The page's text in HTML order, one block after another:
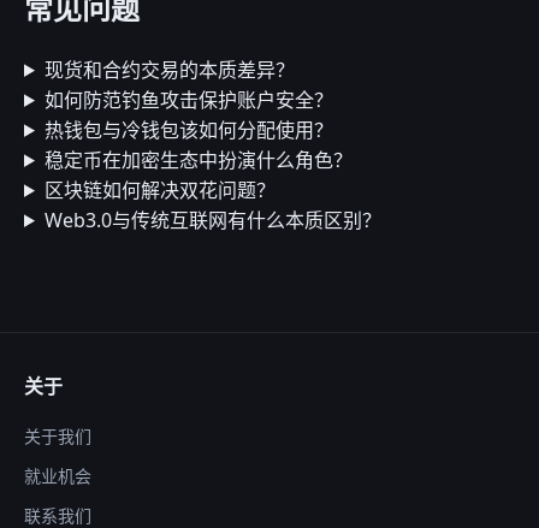
现货和合约交易的本质差异？
如何防范钓鱼攻击保护账户安全？
热钱包与冷钱包该如何分配使用？
稳定币在加密生态中扮演什么角色？
区块链如何解决双花问题？
Web3.0与传统互联网有什么本质区别？
关于
关于我们
就业机会
联系我们